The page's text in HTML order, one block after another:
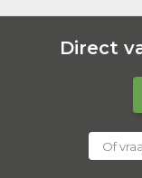
Direct
Of